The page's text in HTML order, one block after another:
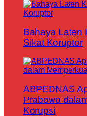
Bahaya Laten
Sikat Koruptor
ABPEDNAS
Prabowo
Korupsi